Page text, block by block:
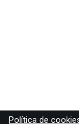
Política de